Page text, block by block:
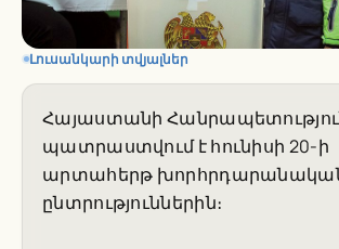
Լուսանկարի տվյալներ
Հայաստանի
պատրաստվում է հունիսի 20-ի
արտահերթ
ընտրություններին։